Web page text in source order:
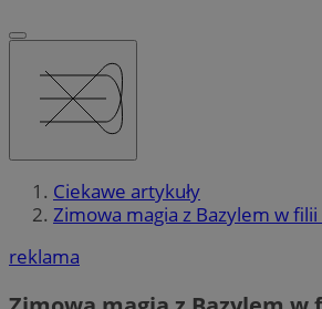
Ciekawe artykuły
Zimowa magia z Bazylem w
reklama